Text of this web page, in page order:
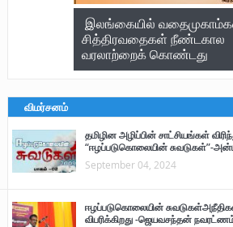
இலங்கையில்
சித்திரவதைகள் நீண்டகால
வரலாற்றைக் கொண்டது
விமர்சனம்
தமிழின அழிப்பின் சாட்சியங்கள்
“ஈழப்படுகொலையின் சுவடுகள்”-
September 04, 2024
ஈழப்படுகொலையின்
விபரிக்கிறது -ஜெயவசந்தன்